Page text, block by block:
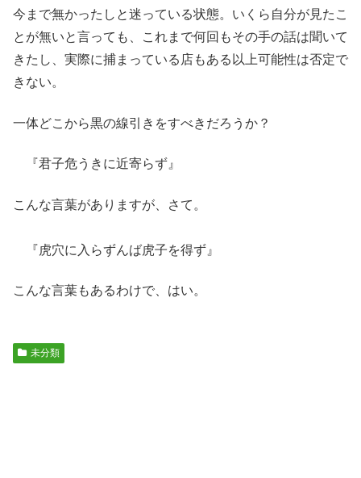
今まで無かったしと迷っている状態。いくら自分が見たこ
とが無いと言っても、これまで何回もその手の話は聞いて
きたし、実際に捕まっている店もある以上可能性は否定で
きない。
一体どこから黒の線引きをすべきだろうか？
『君子危うきに近寄らず』
こんな言葉がありますが、さて。
『虎穴に入らずんば虎子を得ず』
こんな言葉もあるわけで、はい。
未分類